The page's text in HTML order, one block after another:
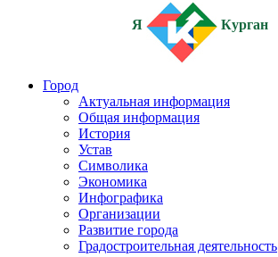
Я Курган
Город
Актуальная информация
Общая информация
История
Устав
Символика
Экономика
Инфографика
Организации
Развитие города
Градостроительная деятельность